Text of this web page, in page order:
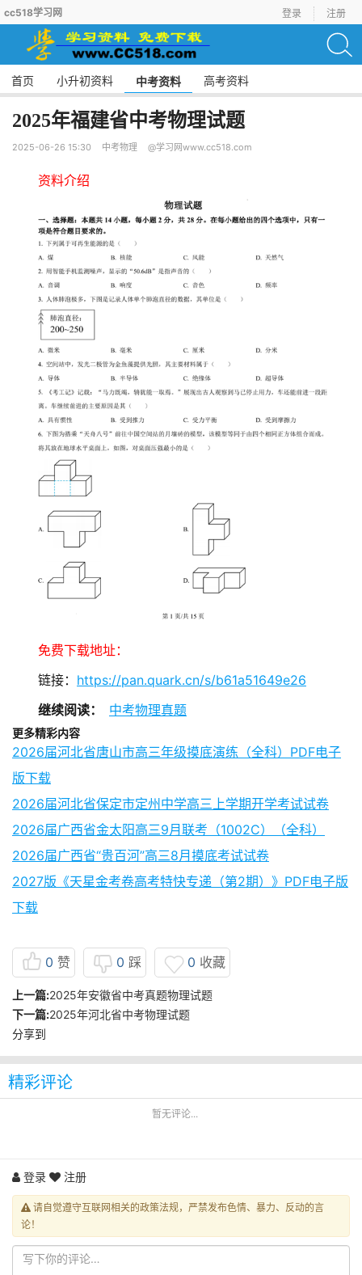
cc518学习网 登录 注册
首页 小升初资料 中考资料 高考资料
2025年福建省中考物理试题
2025-06-26 15:30 中考物理 @学习网www.cc518.com
资料介绍
免费下载地址：
链接： https://pan.quark.cn/s/b61a51649e26
继续阅读：
中考物理真题
更多精彩内容
2026届河北省唐山市高三年级摸底演练（全科）PDF电子
版下载
2026届河北省保定市定州中学高三上学期开学考试试卷
2026届广西省金太阳高三9月联考（1002C）（全科）
2026届广西省“贵百河”高三8月摸底考试试卷
2027版《天星金考卷高考特快专递（第2期）》PDF电子版
下载
0 赞 0 踩 0 收藏
上一篇:2025年安徽省中考真题物理试题
下一篇:2025年河北省中考物理试题
分享到
精彩评论
暂无评论...
登录 注册
请自觉遵守互联网相关的政策法规，严禁发布色情、暴力、反动的言
论！